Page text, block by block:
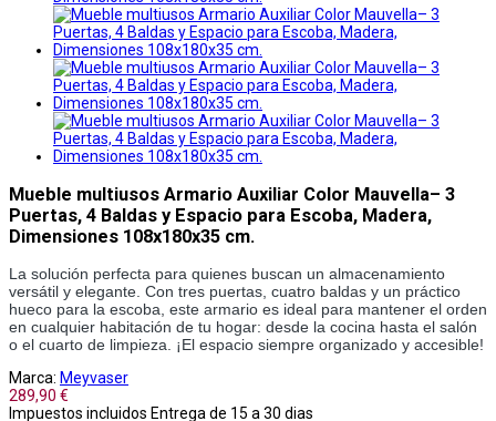
Mueble multiusos Armario Auxiliar Color Mauvella– 3
Puertas, 4 Baldas y Espacio para Escoba, Madera,
Dimensiones 108x180x35 cm.
La solución perfecta para quienes buscan un almacenamiento
versátil y elegante. Con tres puertas, cuatro baldas y un práctico
hueco para la escoba, este armario es ideal para mantener el orden
en cualquier habitación de tu hogar: desde la cocina hasta el salón
o el cuarto de limpieza. ¡El espacio siempre organizado y accesible!
Marca: Meyvaser
289,90 €
Impuestos incluidos Entrega de 15 a 30 dias